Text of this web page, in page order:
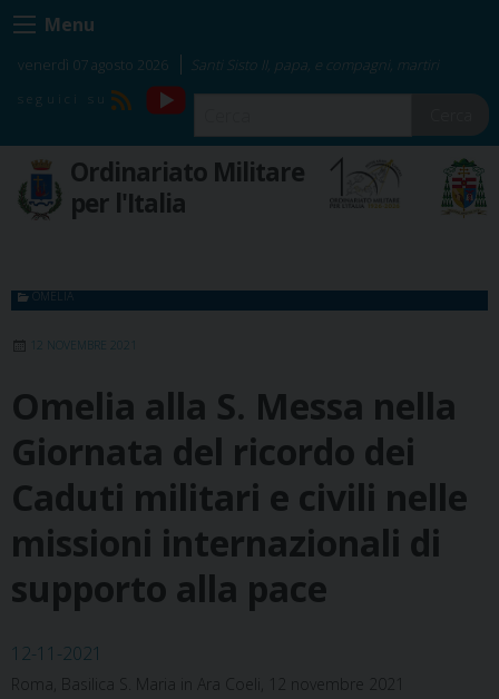
Skip
to
content
Menu
venerdì 07 agosto 2026 Santi Sisto II, papa, e compagni, martiri
RSS
YouTube
Ordinariato Militare
per l'Italia
OMELIA
12 NOVEMBRE 2021
Omelia alla S. Messa nella
Giornata del ricordo dei
Caduti militari e civili nelle
missioni internazionali di
supporto alla pace
12-11-2021
Roma, Basilica S. Maria in Ara Coeli, 12 novembre 2021